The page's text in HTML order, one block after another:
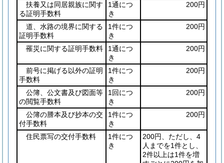
扶養又は同居親族に関す
る証明手数料
1通につ
き
200円
道、水路の境界に関する
証明手数料
1件につ
き
200円
罹災に関する証明手数料
1通につ
き
200円
前号に掲げる以外の証明
手数料
1件につ
き
200円
公簿、公文書及び図面等
の閲覧手数料
1回につ
き
200円
公簿の謄本及び抄本の交
付手数料
1件につ
き
200円
住民票写の交付手数料
1件につ
き
200円、ただし、4
人までを1件とし、
2件以上は1件を増